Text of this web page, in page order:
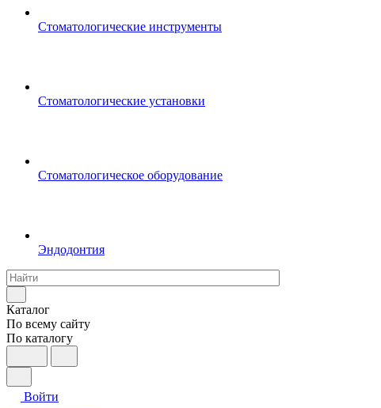
Стоматологические инструменты
Стоматологические установки
Стоматологическое оборудование
Эндодонтия
Каталог
По всему сайту
По каталогу
Войти